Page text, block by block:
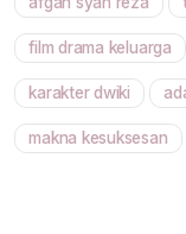
film drama keluarga
karakter dwiki
makna kesuksesan